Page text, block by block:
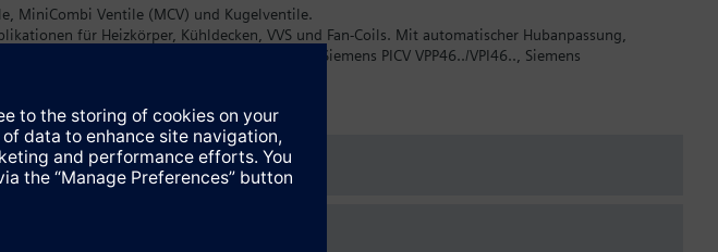
MiniCombi Ventile (MCV) und Kugelventile.
für Heizkörper, Kühldecken, VVS und Fan-Coils. Mit automatischer Hubanpassung,
Signal, und Handbetätigung. Passend auf Siemens PICV VPP46../VPI46.., Siemens
VPD../VPE.., Siemens Kleinventile VD1..CLC und auf Heizkörperventile mit Anschluss M30 x 1,5
Braukmann, MNG, Junkers, Beulco neu). Weitere Ventile anderer Hersteller auf Anfrage.